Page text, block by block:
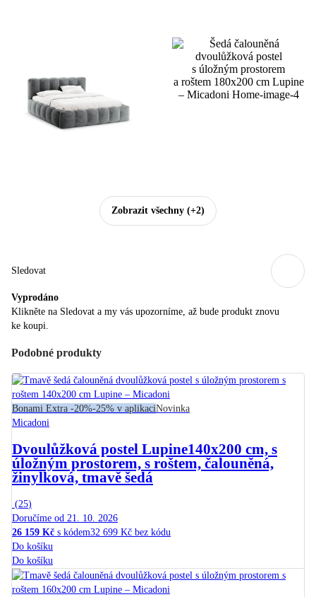
Zobrazit všechny (+2)
Sledovat
Vyprodáno
Klikněte na Sledovat a my vás upozorníme, až bude produkt znovu
ke koupi.
Podobné produkty
Bonami Extra -20%-25% v aplikaciNovinka
Micadoni
Dvoulůžková postel Lupine140x200 cm, s
úložným prostorem, s roštem, čalouněná,
žinylková, tmavě šedá
(25)
Doručíme od 21. 10. 2026
26 159 Kč s kódem32 699 Kč bez kódu
Do košíku
Do košíku